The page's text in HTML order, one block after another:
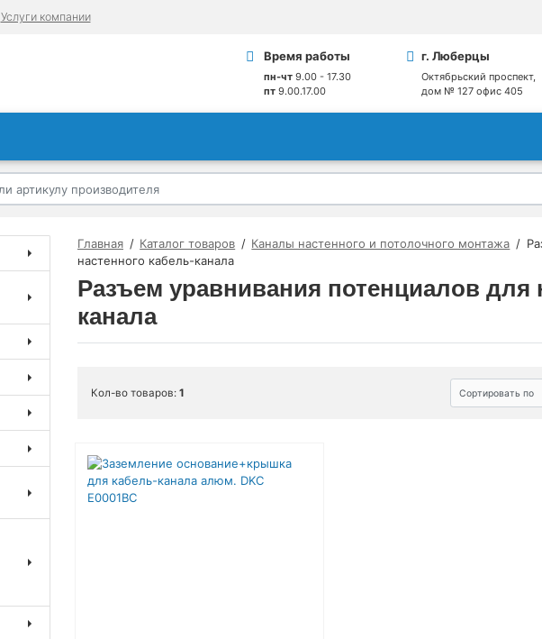
Услуги компании
Время работы
пн-чт9.00 - 17.30
пт9.00.17.00
г. Люберцы
Октябрьский проспект,
дом № 127 офис 405
Главная Каталог товаров Каналы настенного и потолочного монтажа
настенного кабель-канала
Разъем уравнивания потенциалов для
канала
Кол-во товаров: 1 Сортировать по